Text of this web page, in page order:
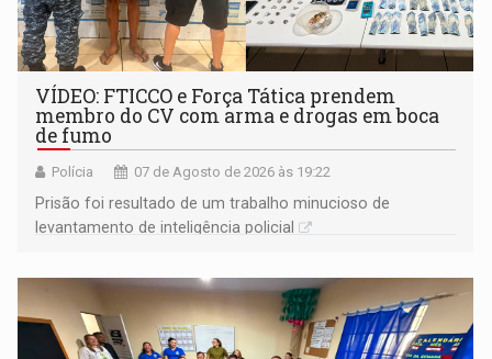
VÍDEO: FTICCO e Força Tática prendem
membro do CV com arma e drogas em boca
de fumo
Polícia 07 de Agosto de 2026 às 19:22
Prisão foi resultado de um trabalho minucioso de
levantamento de inteligência policial